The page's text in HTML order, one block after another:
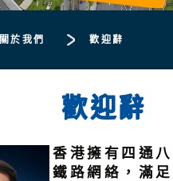
關於我們 歡迎辭
歡迎辭
香港擁有四通
鐵路網絡，滿